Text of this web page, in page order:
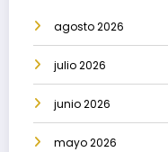
agosto 2026
julio 2026
junio 2026
mayo 2026